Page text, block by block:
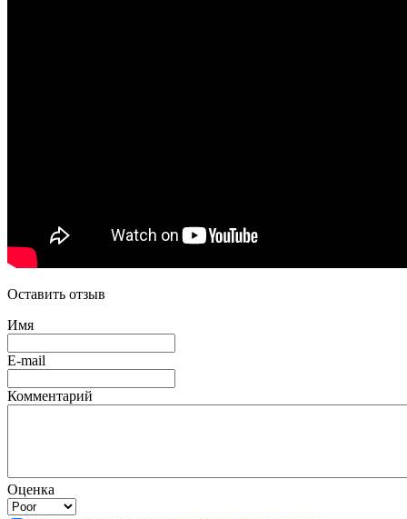
Оставить отзыв
Имя
E-mail
Комментарий
Оценка